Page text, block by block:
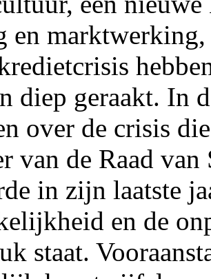
en marktwerking,
diep geraakt. In
over de crisis
van de Raad
in zijn laatste
en de
staat.